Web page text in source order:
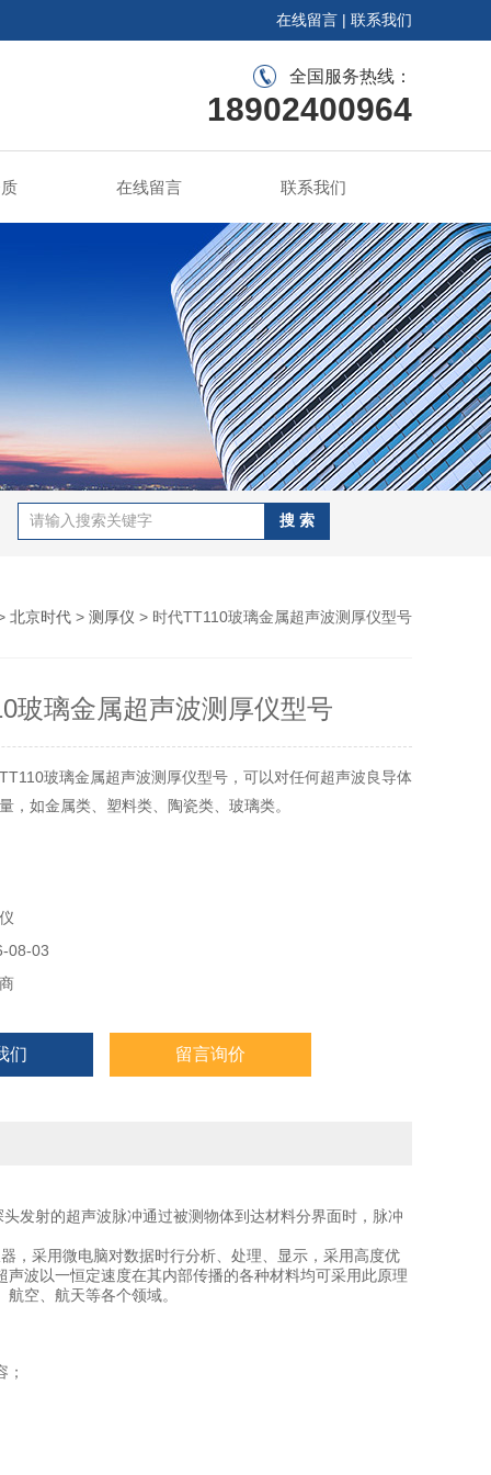
在线留言 | 联系我们
全国服务热线：
18902400964
在线留言 联系我们
北京时代 > 测厚仪 > 时代TT110玻璃金属超声波测厚仪型号
玻璃金属超声波测厚仪型号
玻璃金属超声波测厚仪型号，可以对任何超声波良导体
，如金属类、塑料类、陶瓷类、玻璃类。
08-03
们 留言询价
发射的超声波脉冲通过被测物体到达材料分界面时，脉冲
，采用微电脑对数据时行分析、处理、显示，采用高度优
波以一恒定速度在其内部传播的各种材料均可采用此原理
空、航天等各个领域。